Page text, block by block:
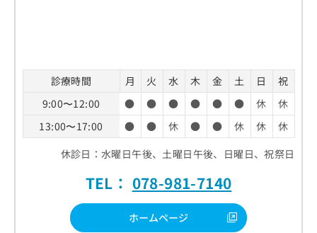
診療時間 月 火 水 木 金 土 日
祝
9:00〜12:00
● ● ● ● ● ● 休
休
13:00〜17:00
● ● 休 ● ● 休 休
休
休診日：水曜日午後、土曜日午後、日曜日、祝祭日
TEL： 078-981-7140
ホームページ